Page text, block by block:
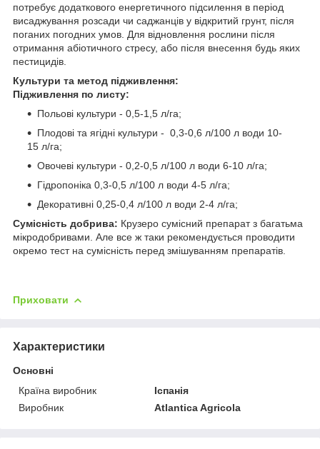
потребує додаткового енергетичного підсилення в період
висаджування розсади чи саджанців у відкритий грунт, після
поганих погодних умов. Для відновлення рослини після
отримання абіотичного стресу, або після внесення будь яких
пестицидів.
Культури та метод підживлення:
Підживлення по листу:
Польові культури - 0,5-1,5 л/га;
Плодові та ягідні культури - 0,3-0,6 л/100 л води 10-
15 л/га;
Овочеві культури - 0,2-0,5 л/100 л води 6-10 л/га;
Гідропоніка 0,3-0,5 л/100 л води 4-5 л/га;
Декоративні 0,25-0,4 л/100 л води 2-4 л/га;
Сумісність добрива: Крузеро сумісний препарат з багатьма
мікродобривами. Але все ж таки рекомендується проводити
окремо тест на сумісність перед змішуванням препаратів.
Приховати
Характеристики
Основні
Країна виробник
Іспанія
Виробник
Atlantica Agricola